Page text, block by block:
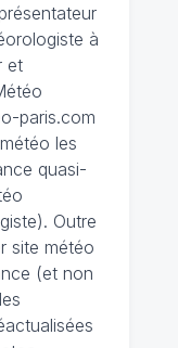
à
et
paris.com
les
quasi-
Outre
site météo
(et non